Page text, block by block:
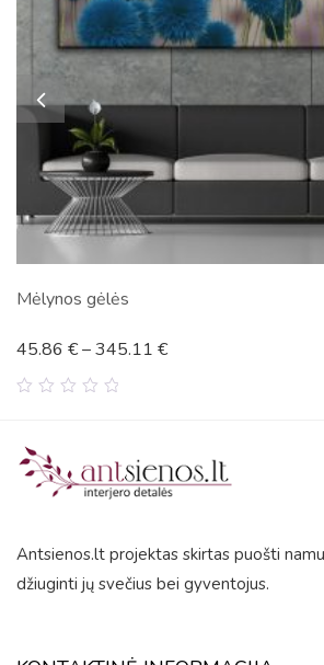
Antsienos.lt projektas skirtas puošti
džiuginti jų svečius bei gyventojus.